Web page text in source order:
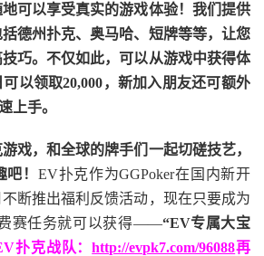
可以享受真实的游戏体验！我们提供
德州扑克、奥马哈、短牌等等，让您
巧。不仅如此， 可以从游戏中获得体
以领取20,000，新加入朋友还可额外
上手。
戏，和全球的牌手们一起切磋技艺，
！ EV扑克作为GGPoker在国内新开
断推出福利反馈活动，现在只要成为
赛任务就可以获得——“EV专属大宝
扑克战队：http://evpk7.com/96088再